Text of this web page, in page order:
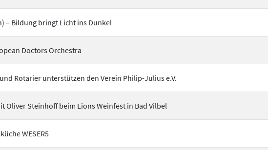
– Bildung bringt Licht ins Dunkel
Doctors Orchestra
Rotarier unterstützen den Verein Philip-Julius e.V.
Oliver Steinhoff beim Lions Weinfest in Bad Vilbel
WESER5